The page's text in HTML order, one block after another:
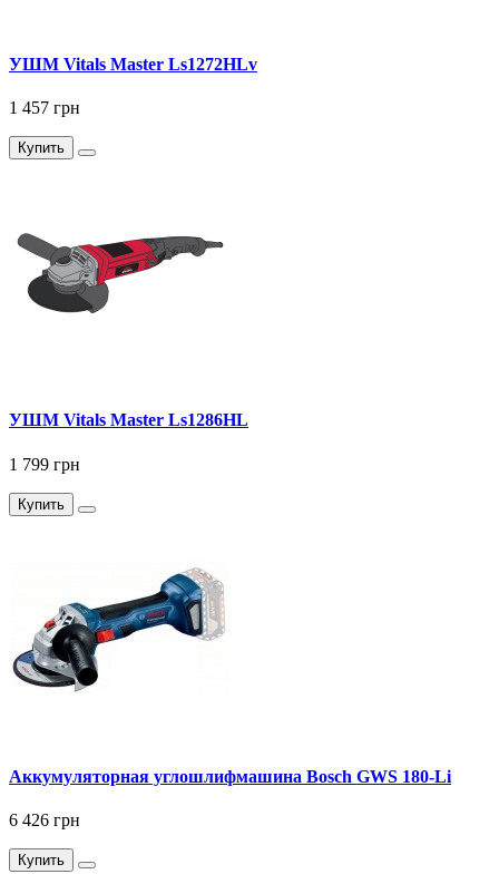
УШМ Vitals Master Ls1272HLv
1 457 грн
Купить
УШМ Vitals Master Ls1286HL
1 799 грн
Купить
Аккумуляторная углошлифмашина Bosch GWS 180-Li
6 426 грн
Купить